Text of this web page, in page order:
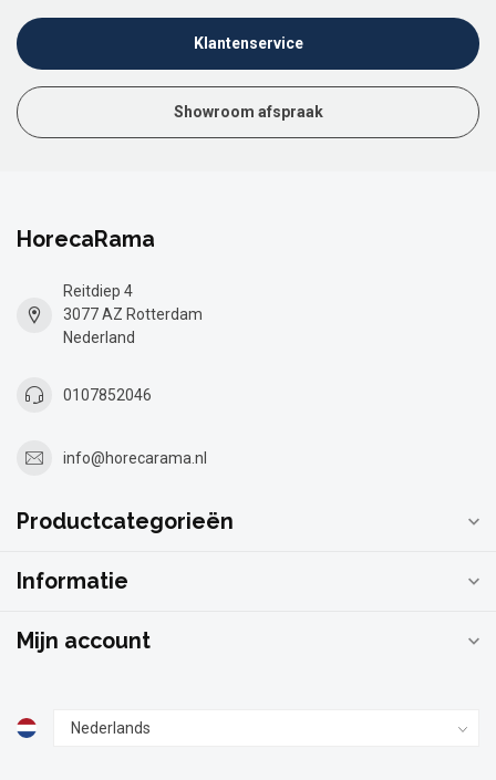
Klantenservice
Showroom afspraak
HorecaRama
Reitdiep 4
3077 AZ Rotterdam
Nederland
0107852046
info@horecarama.nl
Productcategorieën
Informatie
Mijn account